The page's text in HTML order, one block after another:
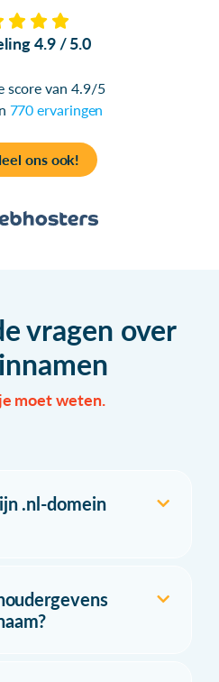
4.9 / 5.0
score van 4.9/5
770 ervaringen
ons ook!
vragen over
moet weten.
.nl-domein